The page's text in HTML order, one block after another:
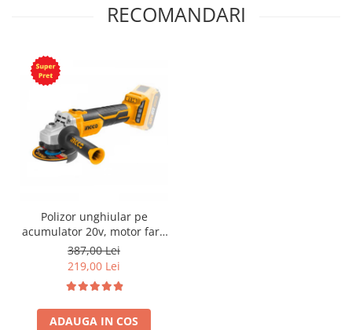
RECOMANDARI
Polizor unghiular pe
acumulator 20v, motor fara
perii, 115mm
387,00 Lei
219,00 Lei
ADAUGA IN COS